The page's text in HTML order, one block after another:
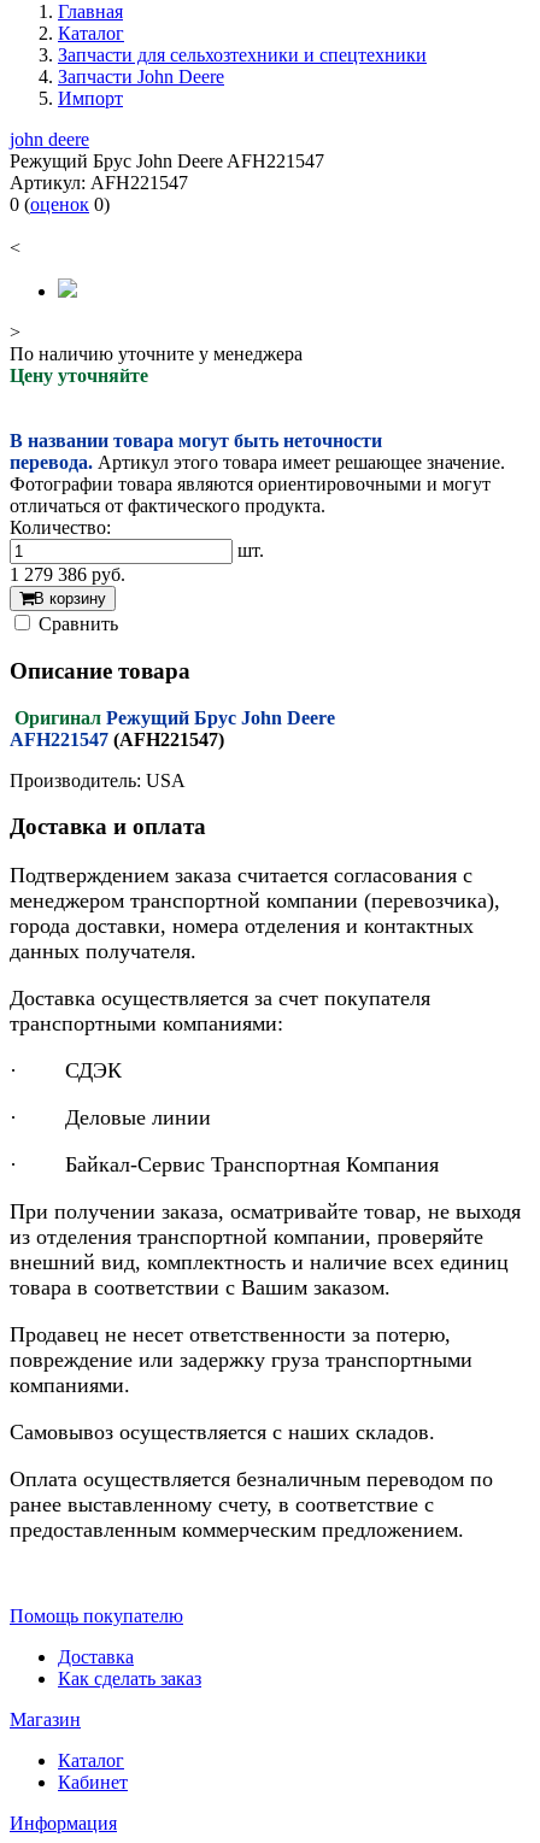
Главная
Каталог
Запчасти для сельхозтехники и спецтехники
Запчасти John Deere
Импорт
john deere
Режущий Брус John Deere AFH221547
Артикул: AFH221547
0 (оценок 0)
<
>
По наличию уточните у менеджера
Цену уточняйте
В названии товара могут быть неточности
перевода. Артикул этого товара имеет решающее значение.
Фотографии товара являются ориентировочными и могут
отличаться от фактического продукта.
Количество:
шт.
1 279 386 руб.
В корзину
Cравнить
Описание товара
Оригинал Режущий Брус John Deere
AFH221547 (AFH221547)
Производитель: USA
Доставка и оплата
Подтверждением заказа считается согласования с
менеджером транспортной компании (перевозчика),
города доставки, номера отделения и контактных
данных получателя.
Доставка осуществляется за счет покупателя
транспортными компаниями:
· СДЭК
· Деловые линии
· Байкал-Сервис Транспортная Компания
При получении заказа, осматривайте товар, не выходя
из отделения транспортной компании, проверяйте
внешний вид, комплектность и наличие всех единиц
товара в соответствии с Вашим заказом.
Продавец не несет ответственности за потерю,
повреждение или задержку груза транспортными
компаниями.
Самовывоз осуществляется с наших складов.
Оплата осуществляется безналичным переводом по
ранее выставленному счету, в соответствие с
предоставленным коммерческим предложением.
Помощь покупателю
Доставка
Как сделать заказ
Магазин
Каталог
Кабинет
Информация